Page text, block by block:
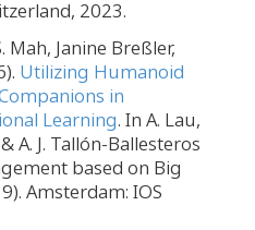
2023.
Mah, Janine Breßler,
Utilizing Humanoid
in
Learning. In A. Lau,
A. J. Tallón-Ballesteros
based on Big
Amsterdam: IOS